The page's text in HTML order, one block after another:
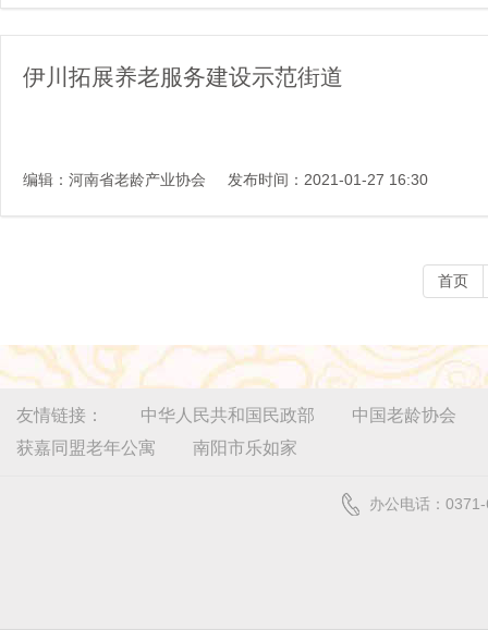
伊川拓展养老服务建设示范街道
编辑：河南省老龄产业协会 发布时间：2021-01-27 16:30
首页
友情链接： 中华人民共和国民政部
中国老龄协会
获嘉同盟老年公寓
南阳市乐如家
办公电话：